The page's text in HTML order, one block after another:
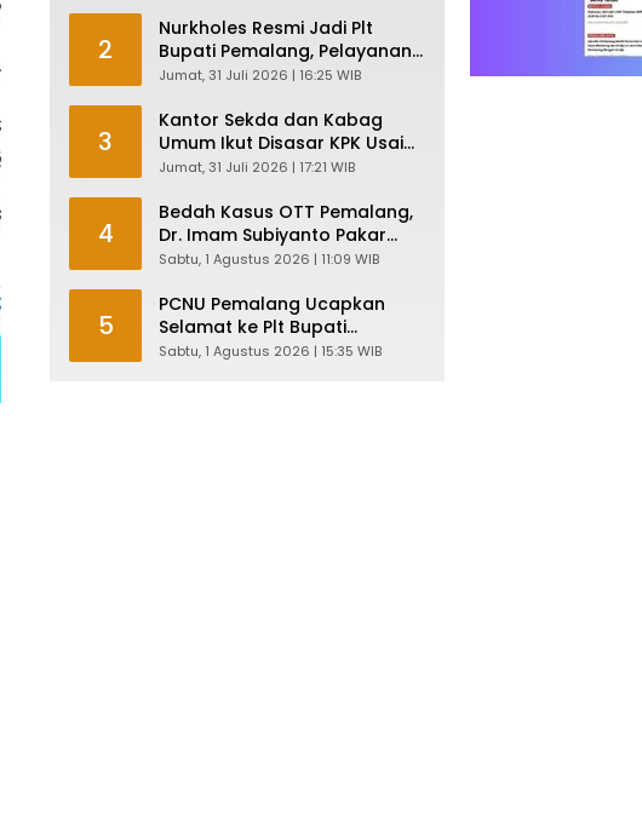
2
Nurkholes Resmi Jadi Plt
Bupati Pemalang, Pelayanan
Publik Dijamin Tetap Lancar
Jumat, 31 Juli 2026 | 16:25 WIB
3
Kantor Sekda dan Kabag
Umum Ikut Disasar KPK Usai
Geledah Kantor Bupati
Jumat, 31 Juli 2026 | 17:21 WIB
4
Bedah Kasus OTT Pemalang,
Dr. Imam Subiyanto Pakar
Hukum Ungkap Teori
Sabtu, 1 Agustus 2026 | 11:09 WIB
5
PCNU Pemalang Ucapkan
Selamat ke Plt Bupati
Nurkholes: Pemimpin Adalah
Sabtu, 1 Agustus 2026 | 15:35 WIB